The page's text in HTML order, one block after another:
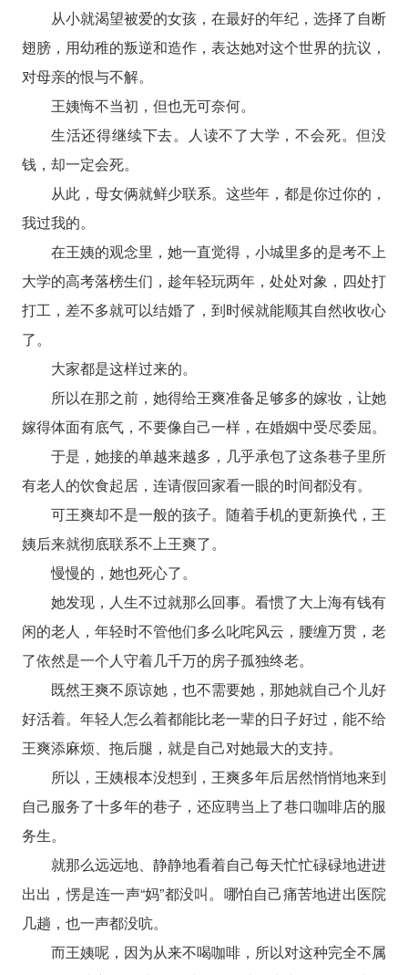
从小就渴望被爱的女孩，在最好的年纪，选择了自断
翅膀，用幼稚的叛逆和造作，表达她对这个世界的抗议，
对母亲的恨与不解。
王姨悔不当初，但也无可奈何。
生活还得继续下去。人读不了大学，不会死。但没
钱，却一定会死。
从此，母女俩就鲜少联系。这些年，都是你过你的，
我过我的。
在王姨的观念里，她一直觉得，小城里多的是考不上
大学的高考落榜生们，趁年轻玩两年，处处对象，四处打
打工，差不多就可以结婚了，到时候就能顺其自然收收心
了。
大家都是这样过来的。
所以在那之前，她得给王爽准备足够多的嫁妆，让她
嫁得体面有底气，不要像自己一样，在婚姻中受尽委屈。
于是，她接的单越来越多，几乎承包了这条巷子里所
有老人的饮食起居，连请假回家看一眼的时间都没有。
可王爽却不是一般的孩子。随着手机的更新换代，王
姨后来就彻底联系不上王爽了。
慢慢的，她也死心了。
她发现，人生不过就那么回事。看惯了大上海有钱有
闲的老人，年轻时不管他们多么叱咤风云，腰缠万贯，老
了依然是一个人守着几千万的房子孤独终老。
既然王爽不原谅她，也不需要她，那她就自己个儿好
好活着。年轻人怎么着都能比老一辈的日子好过，能不给
王爽添麻烦、拖后腿，就是自己对她最大的支持。
所以，王姨根本没想到，王爽多年后居然悄悄地来到
自己服务了十多年的巷子，还应聘当上了巷口咖啡店的服
务生。
就那么远远地、静静地看着自己每天忙忙碌碌地进进
出出，愣是连一声“妈”都没叫。哪怕自己痛苦地进出医院
几趟，也一声都没吭。
而王姨呢，因为从来不喝咖啡，所以对这种完全不属